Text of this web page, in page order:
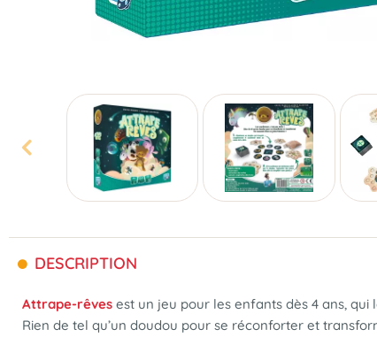
DESCRIPTION
Attrape-rêves est un jeu pour les enfants dès 4 ans,
Rien de tel qu’un doudou pour se réconforter et